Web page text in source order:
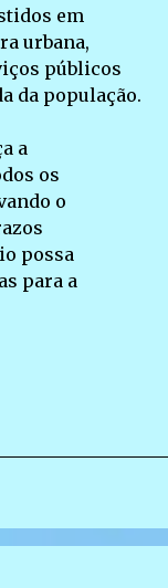
em
urbana,
públicos
da população.
a
os
o
possa
para a